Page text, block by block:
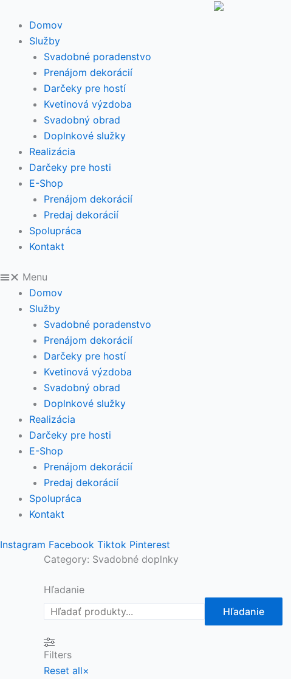
obsah
Domov
Služby
Svadobné poradenstvo
Prenájom dekorácií
Darčeky pre hostí
Kvetinová výzdoba
Svadobný obrad
Doplnkové služky
Realizácia
Darčeky pre hosti
E-Shop
Prenájom dekorácií
Predaj dekorácií
Spolupráca
Kontakt
Menu
Domov
Služby
Svadobné poradenstvo
Prenájom dekorácií
Darčeky pre hostí
Kvetinová výzdoba
Svadobný obrad
Doplnkové služky
Realizácia
Darčeky pre hosti
E-Shop
Prenájom dekorácií
Predaj dekorácií
Spolupráca
Kontakt
Instagram Facebook Tiktok Pinterest
Category: Svadobné doplnky
Hľadanie
Hľadanie
Filters
Reset all×